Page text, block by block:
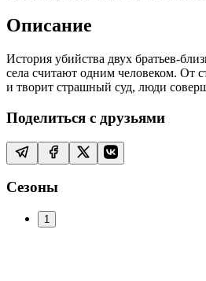
Описание
История убийства двух братьев-
села считают одним человеком. От
и творит страшный суд, люди
Поделиться с друзьями
Сезоны
1